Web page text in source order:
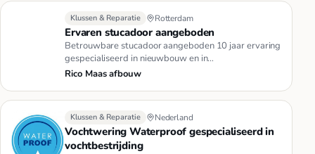
Klussen & Reparatie Rotterdam
Ervaren stucadoor aangeboden
Betrouwbare stucadoor aangeboden 10 jaar ervaring
gespecialiseerd in nieuwbouw en in
renovatie/spachtelpuz . Erg secuur …
Rico Maas afbouw
Klussen & Reparatie Nederland
Vochtwering Waterproof gespecialiseerd in
vochtbestrijding